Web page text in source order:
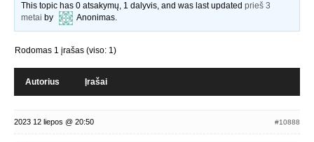
This topic has 0 atsakymų, 1 dalyvis, and was last updatedprieš 3
metai by Anonimas.
Rodomas 1 įrašas (viso: 1)
Autorius Įrašai
2023 12 liepos @ 20:50 #10888